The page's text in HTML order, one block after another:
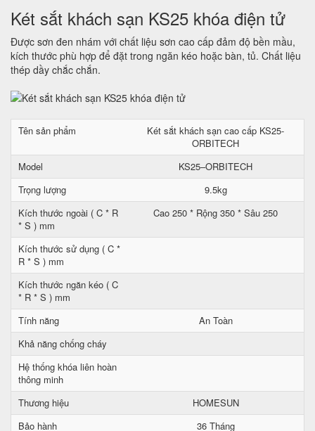
Két sắt khách sạn KS25 khóa điện tử
Được sơn đen nhám với chất liệu sơn cao cấp đảm độ bền mầu,
kích thước phù hợp để đặt trong ngăn kéo hoặc bàn, tủ. Chất liệu
thép dầy chắc chắn.
Tên sản phẩm
Két sắt khách sạn cao cấp KS25-
ORBITECH
Model
KS25–ORBITECH
Trọng lượng
9.5kg
Kích thước ngoài ( C * R
* S ) mm
Cao 250 * Rộng 350 * Sâu 250
Kích thước sử dụng ( C *
R * S ) mm
Kích thước ngăn kéo ( C
* R * S ) mm
Tính năng
An Toàn
Khả năng chống cháy
Hệ thống khóa liên hoàn
thông minh
Thương hiệu
HOMESUN
Bảo hành
36 Tháng